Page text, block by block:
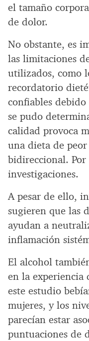
el tamaño
de dolor.
No obstante, es
las limitaciones
utilizados, como
recordatorio
confiables debido
se pudo
calidad provoca
una dieta de
bidireccional. Por
investigaciones.
A pesar de ello,
sugieren que las
ayudan a
inflamación
El alcohol
en la experiencia
este estudio
mujeres, y los
parecían estar
puntuaciones de